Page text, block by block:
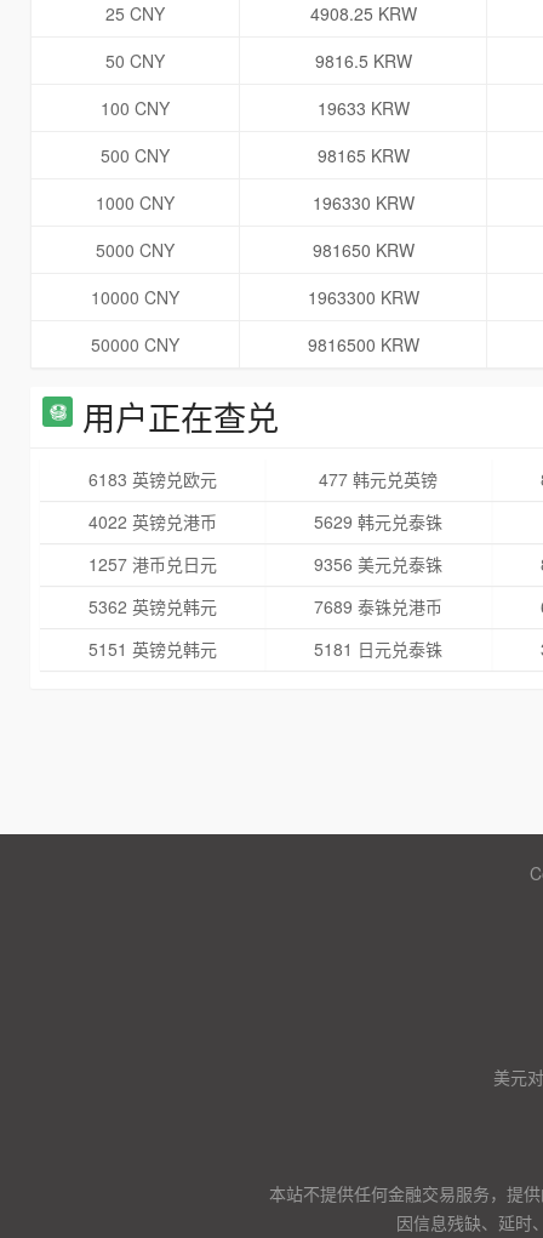
25 CNY
4908.25 KRW
50 CNY
9816.5 KRW
100 CNY
19633 KRW
500 CNY
98165 KRW
1000 CNY
196330 KRW
5000 CNY
981650 KRW
10000 CNY
1963300 KRW
50000 CNY
9816500 KRW
用户正在查兑
6183 英镑兑欧元 477 韩元兑英镑
4022 英镑兑港币
5629 韩元兑泰铢
1257 港币兑日元
9356 美元兑泰铢
5362 英镑兑韩元
7689 泰铢兑港币
5151 英镑兑韩元
5181 日元兑泰铢
美元
本站不提供任何金融交易服务，提
因信息残缺、延时